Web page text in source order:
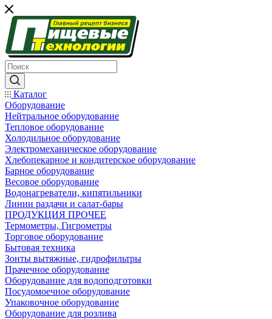
Каталог
Оборудование
Нейтральное оборудование
Тепловое оборудование
Холодильное оборудование
Электромеханическое оборудование
Хлебопекарное и кондитерское оборудование
Барное оборудование
Весовое оборудование
Водонагреватели, кипятильники
Линии раздачи и салат-бары
ПРОДУКЦИЯ ПРОЧЕЕ
Термометры, Гигрометры
Торговое оборудование
Бытовая техника
Зонты вытяжные, гидрофильтры
Прачечное оборудование
Оборудование для водоподготовки
Посудомоечное оборудование
Упаковочное оборудование
Оборудование для розлива